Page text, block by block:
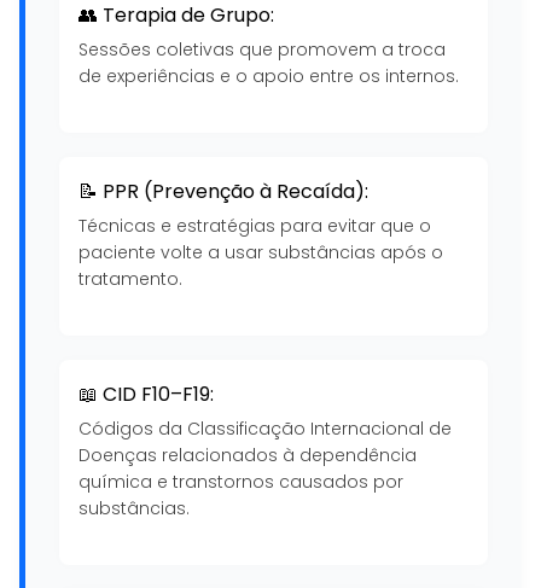
👥 Terapia de Grupo:
Sessões coletivas que promovem a troca
de experiências e o apoio entre os internos.
📝 PPR (Prevenção à Recaída):
Técnicas e estratégias para evitar que o
paciente volte a usar substâncias após o
tratamento.
📖 CID F10–F19:
Códigos da Classificação Internacional de
Doenças relacionados à dependência
química e transtornos causados por
substâncias.